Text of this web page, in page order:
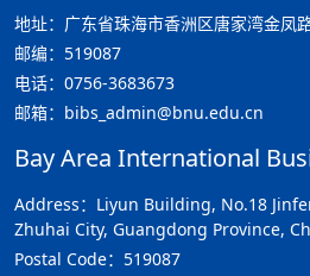
地址：广东省珠海市香洲区唐家湾金凤
邮编：519087
电话：0756-3683673
邮箱：bibs_admin@bnu.edu.cn
Bay Area International
Address：Liyun Building, No.18
Zhuhai City, Guangdong Province,
Postal Code：519087